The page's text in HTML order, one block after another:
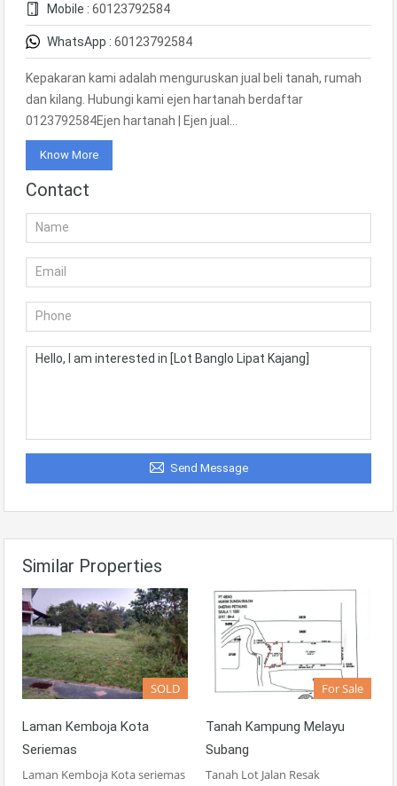
Mobile : 60123792584
WhatsApp : 60123792584
Kepakaran kami adalah menguruskan jual beli tanah, rumah
dan kilang. Hubungi kami ejen hartanah berdaftar
0123792584Ejen hartanah | Ejen jual…
Know More
Contact
Send Message
Similar Properties
SOLD
Laman Kemboja Kota
Seriemas
Laman Kemboja Kota seriemas
For Sale
Tanah Kampung Melayu
Subang
Tanah Lot Jalan Resak